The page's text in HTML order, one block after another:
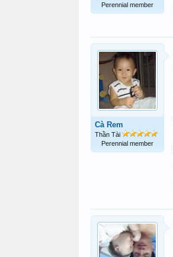
Perennial member
Cà Rem
Thần Tài
Perennial member